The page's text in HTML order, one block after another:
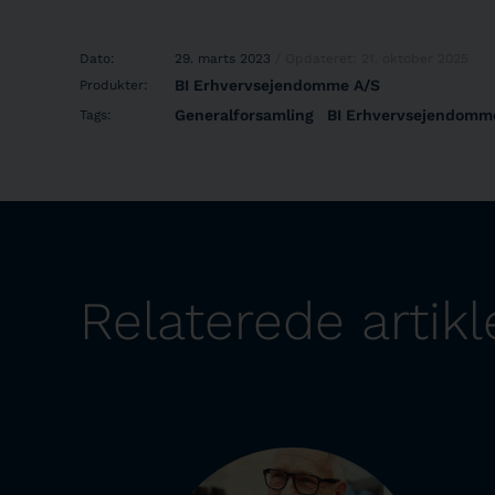
Dato: 29. marts 2023
Produkter:
BI Erhvervsejendomme A/S
Tags: Generalforsamling BI
Relaterede